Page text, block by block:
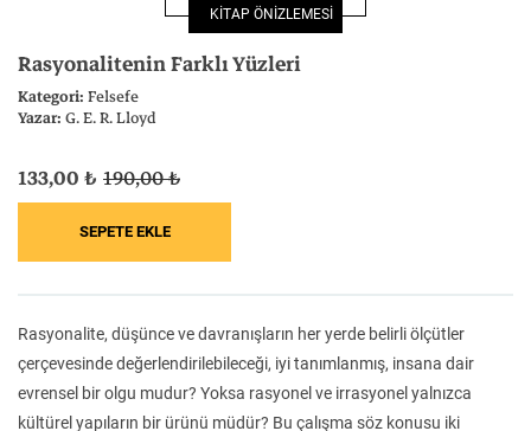
Felsefe Kesişimler
İnsan ve Toplum
Klasik Bilim
KİTAP ÖNİZLEMESİ
Rasyonalitenin Farklı Yüzleri
Kategori:Felsefe
Yazar:G. E. R. Lloyd
Rasyonalite, düşünce ve davranışların her yerde belirli ölçütler
çerçevesinde değerlendirilebileceği, iyi tanımlanmış, insana dair
evrensel bir olgu mudur? Yoksa rasyonel ve irrasyonel yalnızca
kültürel yapıların bir ürünü müdür? Bu çalışma söz konusu iki
133,00 ₺ 190,00 ₺